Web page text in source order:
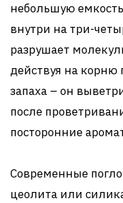
небольшую
внутри на три-
разрушает
действуя на корню
запаха – он
после
посторонние
Современные
цеолита или